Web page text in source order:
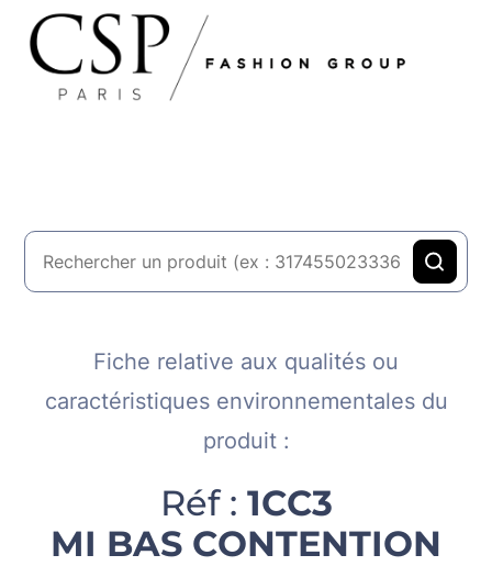
Fiche relative aux qualités ou
caractéristiques environnementales du
produit :​
Réf : 1CC3
MI BAS CONTENTION